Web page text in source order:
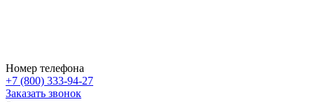
Номер телефона
+7 (800) 333-94-27
Заказать звонок